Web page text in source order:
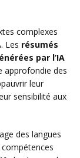
complexes
Les résumés
par l’IA
approfondie des
leur
sensibilité aux
des langues